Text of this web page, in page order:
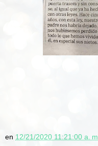
en 12/21/2020 11:21:00 a. m.